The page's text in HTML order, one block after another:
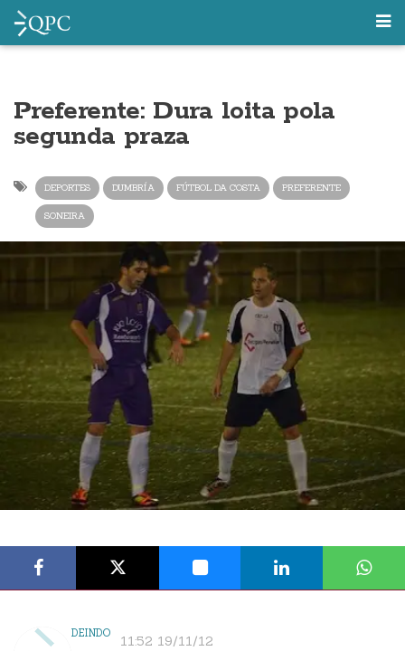
Preferente: Dura loita pola
segunda praza
DEPORTES DUMBRÍA FÚTBOL DA COSTA PREFERENTE
SONEIRA
DEINDO 11:52 19/11/12